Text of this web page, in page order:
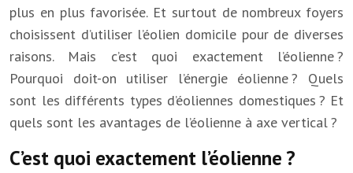
plus en plus favorisée. Et surtout de nombreux foyers
choisissent d’utiliser l’éolien domicile pour de diverses
raisons. Mais c’est quoi exactement l’éolienne ?
Pourquoi doit-on utiliser l’énergie éolienne ? Quels
sont les différents types d’éoliennes domestiques ? Et
quels sont les avantages de l’éolienne à axe vertical ?
C’est quoi exactement l’éolienne ?